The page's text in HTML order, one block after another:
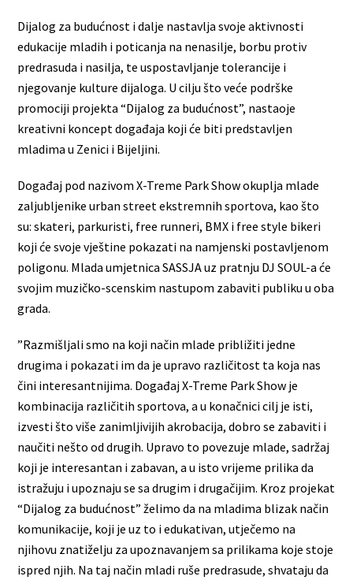
Dijalog za budućnost i dalje nastavlja svoje aktivnosti
edukacije mladih i poticanja na nenasilje, borbu protiv
predrasuda i nasilja, te uspostavljanje tolerancije i
njegovanje kulture dijaloga. U cilju što veće podrške
promociji projekta “Dijalog za budućnost”, nastaoje
kreativni koncept događaja koji će biti predstavljen
mladima u Zenici i Bijeljini.
Događaj pod nazivom X-Treme Park Show okuplja mlade
zaljubljenike urban street ekstremnih sportova, kao što
su: skateri, parkuristi, free runneri, BMX i free style bikeri
koji će svoje vještine pokazati na namjenski postavljenom
poligonu. Mlada umjetnica SASSJA uz pratnju DJ SOUL-a će
svojim muzičko-scenskim nastupom zabaviti publiku u oba
grada.
”Razmišljali smo na koji način mlade približiti jedne
drugima i pokazati im da je upravo različitost ta koja nas
čini interesantnijima. Događaj X-Treme Park Show je
kombinacija različitih sportova, a u konačnici cilj je isti,
izvesti što više zanimljivijih akrobacija, dobro se zabaviti i
naučiti nešto od drugih. Upravo to povezuje mlade, sadržaj
koji je interesantan i zabavan, a u isto vrijeme prilika da
istražuju i upoznaju se sa drugim i drugačijim. Kroz projekat
“Dijalog za budućnost” želimo da na mladima blizak način
komunikacije, koji je uz to i edukativan, utječemo na
njihovu znatiželju za upoznavanjem sa prilikama koje stoje
ispred njih. Na taj način mladi ruše predrasude, shvataju da